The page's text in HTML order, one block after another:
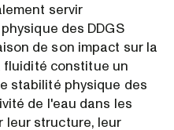
servir
des DDGS
de son impact sur la
constitue un
stabilité physique des
de l'eau dans les
leur structure, leur